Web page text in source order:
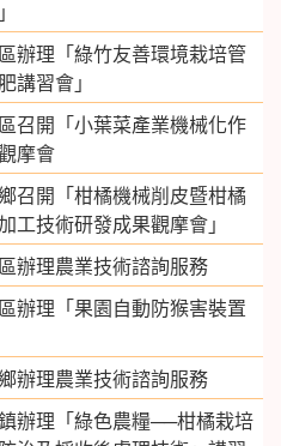
辦理「綠竹友善環境栽培管
講習會」
召開「小葉菜產業機械化作
摩會
召開「柑橘機械削皮暨柑橘
工技術研發成果觀摩會」
辦理農業技術諮詢服務
辦理「果園自動防猴害裝置
辦理農業技術諮詢服務
辦理「綠色農糧──柑橘栽培